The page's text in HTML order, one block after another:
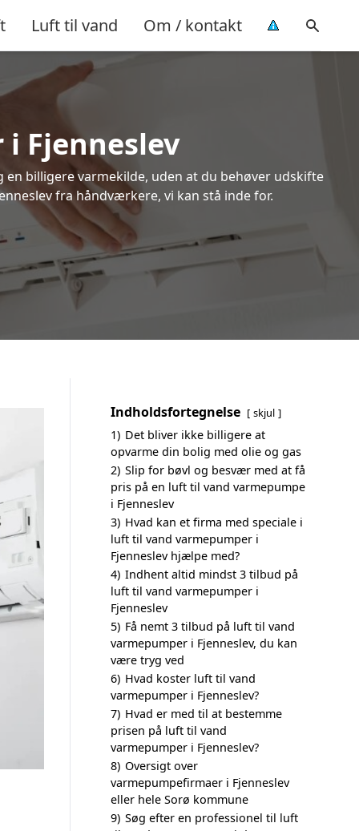
Luft til vand Om / kontakt
Fjenneslev
billigere varmekilde, uden at du behøver udskifte
fra håndværkere, vi kan stå inde for.
Indholdsfortegnelse skjul
1) Det bliver ikke billigere at
opvarme din bolig med olie og gas
2) Slip for bøvl og besvær med at få
pris på en luft til vand varmepumpe
i Fjenneslev
3) Hvad kan et firma med speciale i
luft til vand varmepumper i
Fjenneslev hjælpe med?
4) Indhent altid mindst 3 tilbud på
luft til vand varmepumper i
Fjenneslev
5) Få nemt 3 tilbud på luft til vand
varmepumper i Fjenneslev, du kan
være tryg ved
6) Hvad koster luft til vand
varmepumper i Fjenneslev?
7) Hvad er med til at bestemme
prisen på luft til vand
varmepumper i Fjenneslev?
8) Oversigt over
varmepumpefirmaer i Fjenneslev
eller hele Sorø kommune
9) Søg efter en professionel til luft